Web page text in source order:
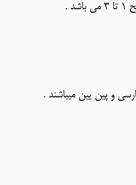
و پین یین میباشند .